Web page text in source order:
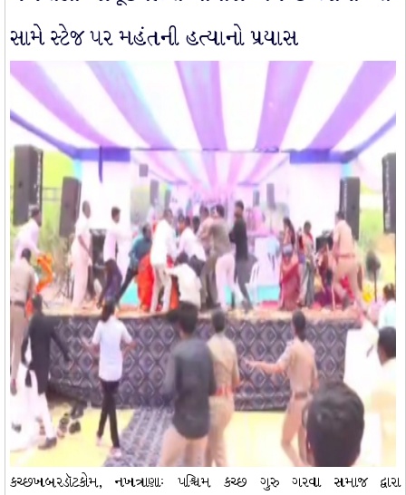
સામે સ્ટેજ પર મહંતની હત્યાનો પ્રયાસ
કચ્છખબરડૉટકોમ, નખત્રાણાઃ પશ્ચિમ કચ્છ ગુરુ ગરવા સમાજ દ્વારા